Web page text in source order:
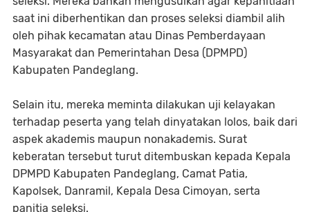
saat ini diberhentikan dan proses seleksi diambil alih
oleh pihak kecamatan atau Dinas Pemberdayaan
Masyarakat dan Pemerintahan Desa (DPMPD)
Kabupaten Pandeglang.
Selain itu, mereka meminta dilakukan uji kelayakan
terhadap peserta yang telah dinyatakan lolos, baik dari
aspek akademis maupun nonakademis. Surat
keberatan tersebut turut ditembuskan kepada Kepala
DPMPD Kabupaten Pandeglang, Camat Patia,
Kapolsek, Danramil, Kepala Desa Cimoyan, serta
panitia seleksi.